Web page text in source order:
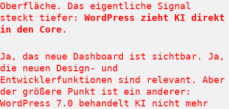
Oberfläche. Das eigentliche Signal
steckt tiefer: WordPress zieht KI direkt
in den Core .
Ja, das neue Dashboard ist sichtbar. Ja,
die neuen Design- und
Entwicklerfunktionen sind relevant. Aber
der größere Punkt ist ein anderer:
WordPress 7.0 behandelt KI nicht mehr